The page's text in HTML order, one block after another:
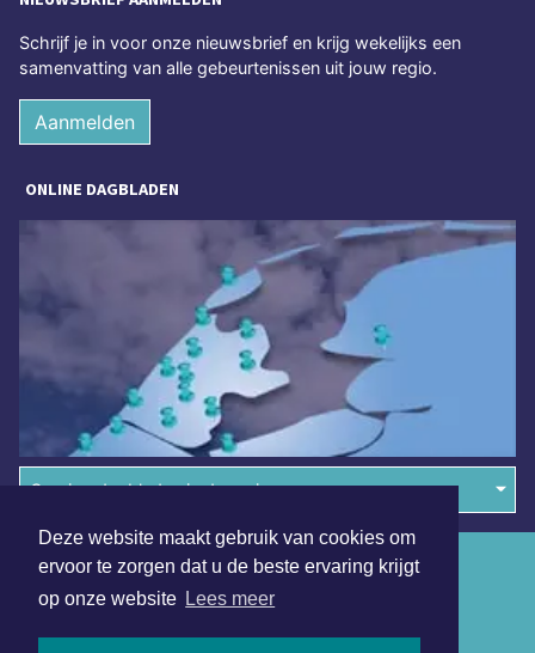
Deze website maakt gebruik van cookies om
ervoor te zorgen dat u de beste ervaring krijgt
op onze website Lees meer
Schrijf je in voor onze nieuwsbrief en krijg wekelijks een
samenvatting van alle gebeurtenissen uit jouw regio.
Aanmelden
ONLINE DAGBLADEN
Overige dagbladen in de regio
Algemene voorwaarden
Disclaimer